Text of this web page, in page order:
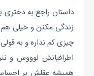
داستان راجع به
زندگی مکنن و خیلی
چیزی کم نداره و به
اطرافیانش لوووس و
همیشه عقلش بر